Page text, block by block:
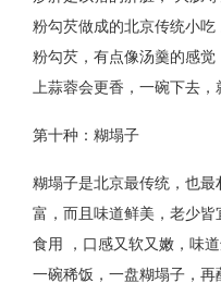
粉勾芡做成的北京传统小
粉勾芡，有点像汤羹的感
上蒜蓉会更香，一碗下去，
第十种：糊塌子
糊塌子是北京最传统，也
富，而且味道鲜美，老少
食用 ，口感又软又嫩，味
一碗稀饭，一盘糊塌子，再